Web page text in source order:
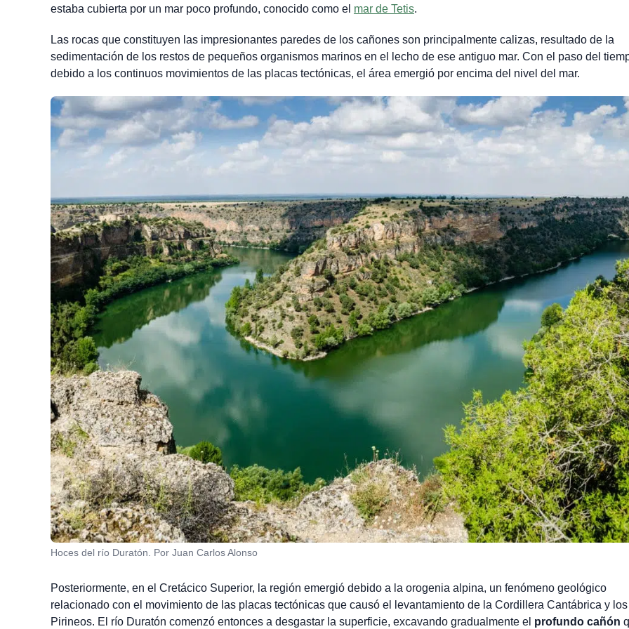
estaba cubierta por un mar poco profundo, conocido como el mar de Tetis.
Las rocas que constituyen las impresionantes paredes de los cañones son principalmente calizas, resultado de la
sedimentación de los restos de pequeños organismos marinos en el lecho de ese antiguo mar. Con el paso del
debido a los continuos movimientos de las placas tectónicas, el área emergió por encima del nivel del mar.
Hoces del río Duratón. Por Juan Carlos Alonso
Posteriormente, en el Cretácico Superior, la región emergió debido a la orogenia alpina, un fenómeno geológico
relacionado con el movimiento de las placas tectónicas que causó el levantamiento de la Cordillera Cantábrica y los
Pirineos. El río Duratón comenzó entonces a desgastar la superficie, excavando gradualmente el profundo cañón